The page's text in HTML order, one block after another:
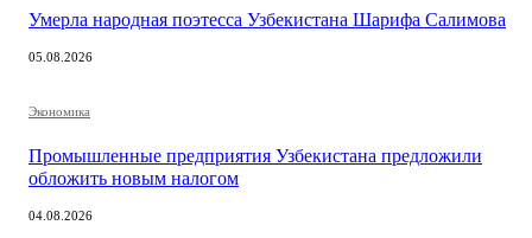
Умерла народная поэтесса Узбекистана Шарифа Салимова
05.08.2026
Экономика
Промышленные предприятия Узбекистана предложили
обложить новым налогом
04.08.2026